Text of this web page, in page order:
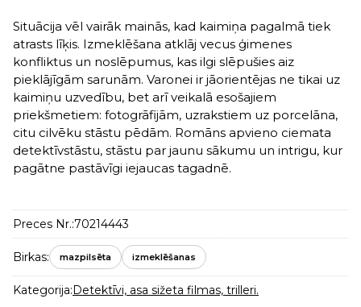
Situācija vēl vairāk mainās, kad kaimiņa pagalmā tiek
atrasts līķis. Izmeklēšana atklāj vecus ģimenes
konfliktus un noslēpumus, kas ilgi slēpušies aiz
pieklājīgām sarunām. Varonei ir jāorientējas ne tikai uz
kaimiņu uzvedību, bet arī veikalā esošajiem
priekšmetiem: fotogrāfijām, uzrakstiem uz porcelāna,
citu cilvēku stāstu pēdām. Romāns apvieno ciemata
detektīvstāstu, stāstu par jaunu sākumu un intrigu, kur
pagātne pastāvīgi iejaucas tagadnē.
Preces Nr.:70214443
Birkas: mazpilsēta izmeklēšanas
Kategorija: Detektīvi, asa sižeta filmas, trilleri.